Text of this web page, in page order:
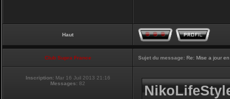
Haut
Club Supra France Sujet du message: Re: Mise a jour
Inscription: Mar 16 Juil 2013 21:16
Messages: 82